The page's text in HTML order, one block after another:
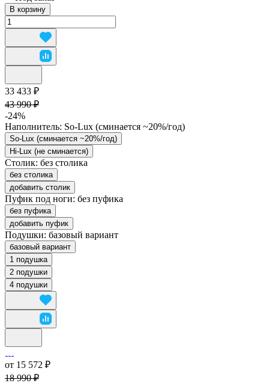
В корзину
33 433 ₽
43 990 ₽
-24%
Наполнитель: So-Lux (cминается ~20%/год)
So-Lux (cминается ~20%/год)
Hi-Lux (не сминается)
Столик: без столика
без столика
добавить столик
Пуфик под ноги: без пуфика
без пуфика
добавить пуфик
Подушки: базовый вариант
базовый вариант
1 подушка
2 подушки
4 подушки
от 15 572 ₽
18 990 ₽